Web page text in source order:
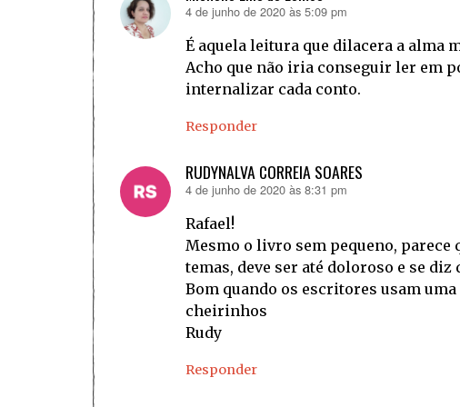
disse:
4 de junho de 2020 às 5:09 pm
É aquela leitura que dilacera a alma
Acho que não iria conseguir ler em
internalizar cada conto.
Responder
RUDYNALVA CORREIA SOARES
disse:
4 de junho de 2020 às 8:31 pm
Rafael!
Mesmo o livro sem pequeno, parece
temas, deve ser até doloroso e se
Bom quando os escritores usam
cheirinhos
Rudy
Responder